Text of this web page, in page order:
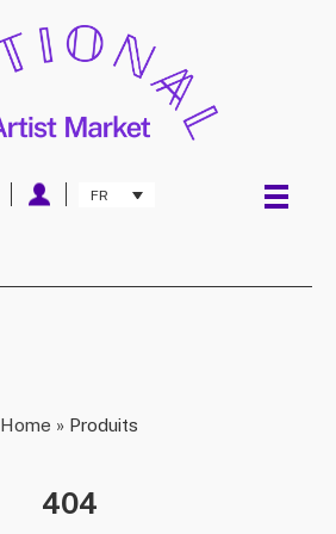
FR
Home » Produits
404